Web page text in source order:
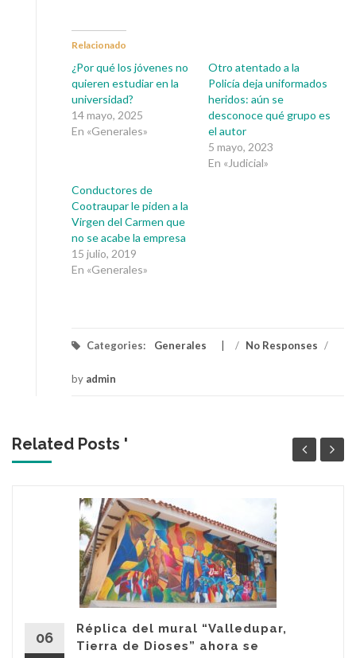
Relacionado
¿Por qué los jóvenes no
quieren estudiar en la
universidad?
14 mayo, 2025
En «Generales»
Otro atentado a la
Policía deja uniformados
heridos: aún se
desconoce qué grupo es
el autor
5 mayo, 2023
En «Judicial»
Conductores de
Cootraupar le piden a la
Virgen del Carmen que
no se acabe la empresa
15 julio, 2019
En «Generales»
Categories: Generales / No Responses /
by admin
Related Posts '
06
Réplica del mural “Valledupar,
Tierra de Dioses” ahora se